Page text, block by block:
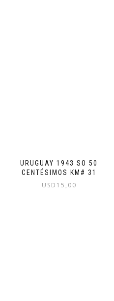
URUGUAY 1943 SO 50
CENTÉSIMOS KM# 31
USD 15,00